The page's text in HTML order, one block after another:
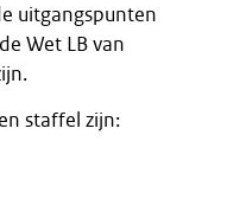
uitgangspunten
Wet LB van
staffel zijn: